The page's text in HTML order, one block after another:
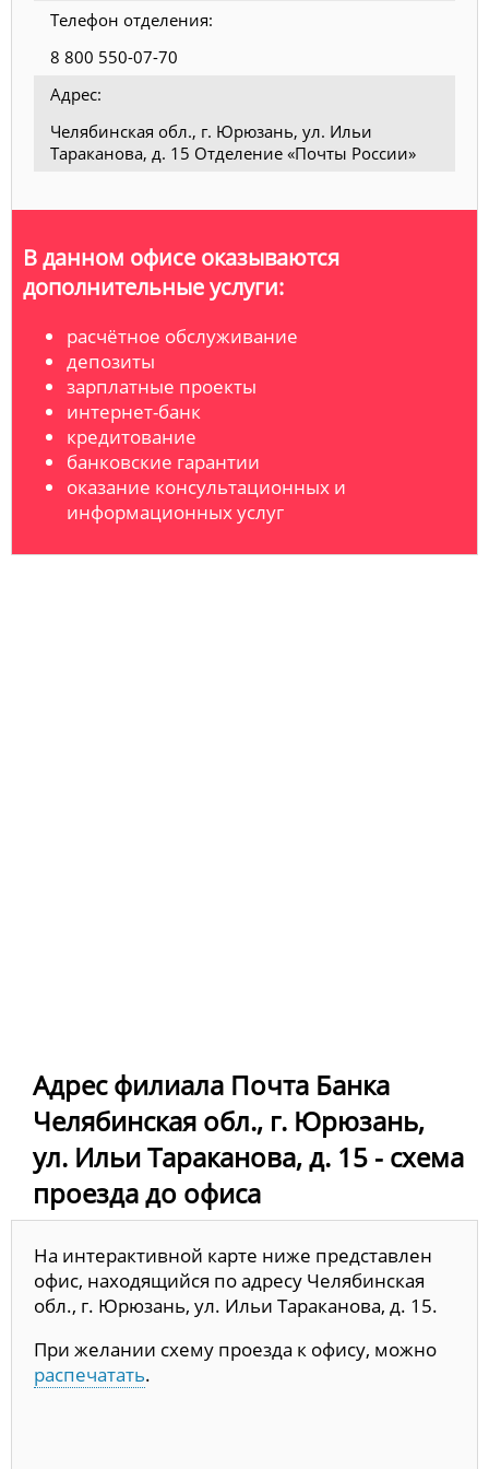
Телефон отделения:
8 800 550-07-70
Адрес:
Челябинская обл., г. Юрюзань, ул. Ильи
Тараканова, д. 15 Отделение «Почты России»
В данном офисе оказываются
дополнительные услуги:
расчётное обслуживание
депозиты
зарплатные проекты
интернет-банк
кредитование
банковские гарантии
оказание консультационных и
информационных услуг
Адрес филиала Почта Банка
Челябинская обл., г. Юрюзань,
ул. Ильи Тараканова, д. 15 - схема
проезда до офиса
На интерактивной карте ниже представлен
офис, находящийся по адресу Челябинская
обл., г. Юрюзань, ул. Ильи Тараканова, д. 15.
При желании схему проезда к офису, можно
распечатать.